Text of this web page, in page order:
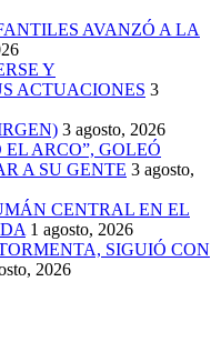
AVANZÓ A LA
Y
ACTUACIONES 3
3 agosto, 2026
ARCO”, GOLEÓ
A SU GENTE 3 agosto,
CENTRAL EN EL
1 agosto, 2026
SIGUIÓ CON
2026